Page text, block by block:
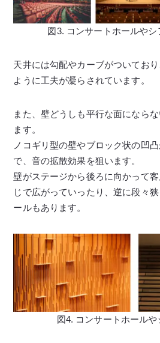
図3. コンサートホールやシ
天井には勾配やカーブがついてお
ように工夫が凝らされています。
また、壁どうしも平行な面になら
ます。
ノコギリ型の壁やブロック状の凹
で、音の拡散効果を狙います。
壁がステージから後ろに向かって
じで広がっていったり、逆に段々
ールもあります。
図4. コンサートホール